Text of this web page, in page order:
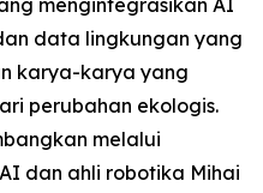
mengintegrasikan AI
data lingkungan yang
karya-karya yang
perubahan ekologis.
melalui
dan ahli robotika Mihai